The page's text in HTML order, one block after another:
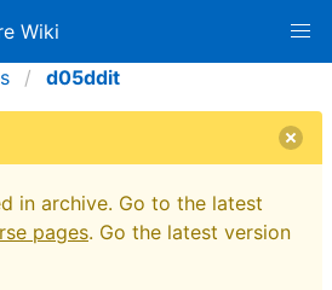
Wiki
d05ddit
in archive. Go to the latest
pages. Go the latest version